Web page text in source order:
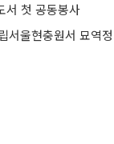
서 첫 공동봉사
서울현충원서 묘역